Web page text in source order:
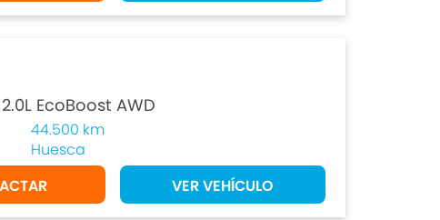
2.0L EcoBoost AWD
44.500 km
Huesca
VER VEHÍCULO